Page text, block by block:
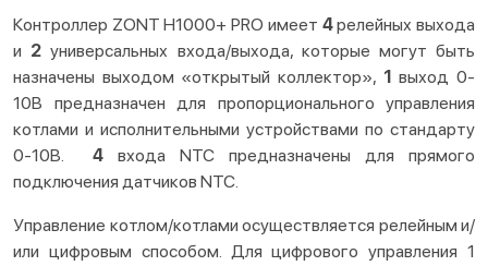
Контроллер ZONT H1000+ PRO имеет 4релейных выхода
и 2 универсальных входа/выхода, которые могут быть
назначены выходом «открытый коллектор», 1 выход 0-
10В предназначен для пропорционального управления
котлами и исполнительными устройствами по стандарту
0-10В. 4 входа NTC предназначены для прямого
подключения датчиков NTC.
Управление котлом/котлами осуществляется релейным и/
или цифровым способом. Для цифрового управления 1